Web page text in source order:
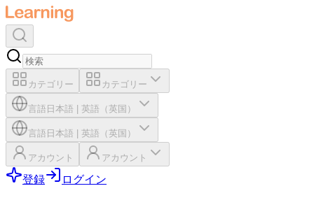
カテゴリー カテゴリー
言語 日本語 英語（英国）
言語 日本語 英語（英国）
アカウント アカウント
登録 ログイン